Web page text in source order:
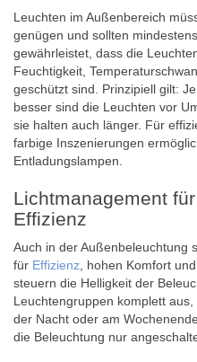
Leuchten im Außenbereich
genügen und sollten mindestens
gewährleistet, dass die
Feuchtigkeit,
geschützt sind. Prinzipiell gilt:
besser sind die Leuchten vor
sie halten auch länger. Für
farbige Inszenierungen
Entladungslampen.
Lichtmanagement
Effizienz
Auch in der Außenbeleuchtung
für Effizienz , hohen Komfort
steuern die Helligkeit der
Leuchtengruppen komplett
der Nacht oder am
die Beleuchtung nur